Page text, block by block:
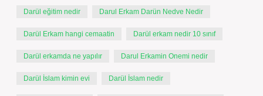
Darül eğitim nedir Darul Erkam Darün Nedve Nedir
Darül Erkam hangi cemaatin Darül erkam nedir 10 sınıf
Darül erkamda ne yapılır Darul Erkamin Onemi nedir
Darül İslam kimin evi Darül İslam nedir